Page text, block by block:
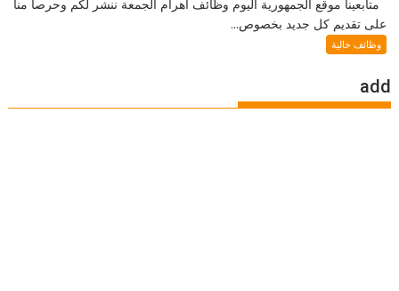
متابعينا موقع الجمهورية اليوم وظائف اهرام الجمعة ننشر لكم وحرصا منا
على تقديم كل جديد بخصوص...
وظائف خالية
add